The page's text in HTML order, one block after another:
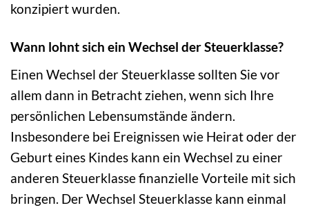
konzipiert wurden.
Wann lohnt sich ein Wechsel der Steuerklasse?
Einen Wechsel der Steuerklasse sollten Sie vor
allem dann in Betracht ziehen, wenn sich Ihre
persönlichen Lebensumstände ändern.
Insbesondere bei Ereignissen wie Heirat oder der
Geburt eines Kindes kann ein Wechsel zu einer
anderen Steuerklasse finanzielle Vorteile mit sich
bringen. Der Wechsel Steuerklasse kann einmal